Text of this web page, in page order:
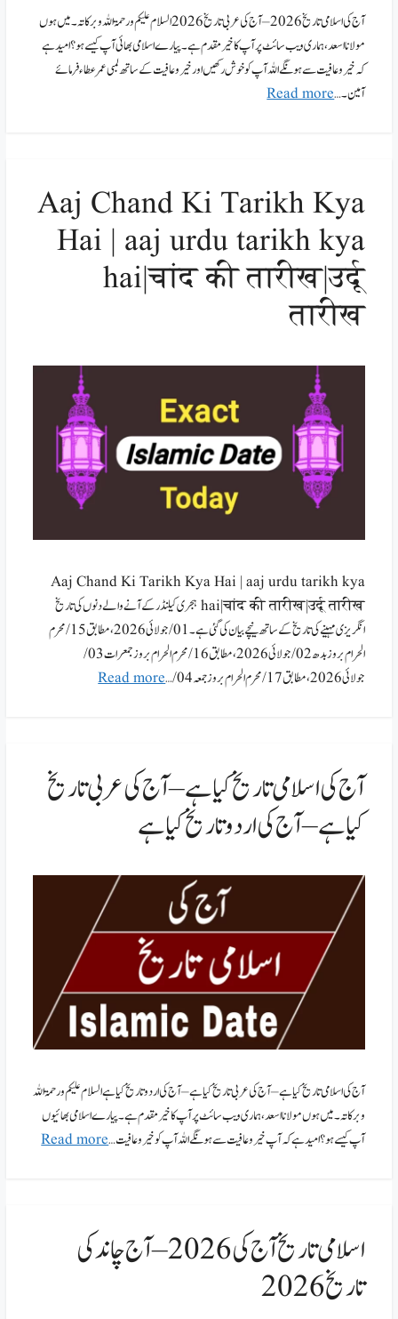
آج کی اسلامی تاریخ 2026 – آج کی عربی تاریخ 2026 السلام علیکم ورحمۃ اللہ وبرکاتہ۔ میں ہوں
مولانا اسعد،ہماری ویب سائٹ پر آپ کا خیر مقدم ہے۔پیارے اسلامی بھائی آپ کیسے ہو؟ امید ہے
کہ خیر وعافیت سے ہونگے اللہ آپ کو خوش رکھیں اور خیر وعافیت کے ساتھ لمبی عمر عطاء فرمائے
آمین۔ …Read more
Aaj Chand Ki Tarikh Kya
Hai | aaj urdu tarikh kya
hai|चांद की तारीख|उर्दू
तारीख
Aaj Chand Ki Tarikh Kya Hai | aaj urdu tarikh kya
hai|चांद की तारीख|उर्दू तारीख ہجری کیلنڈرکے آنے والے دنوں کی تاریخ
انگریزی مہینے کی تاریخ کے ساتھ نیچے بیان کی گئی ہے۔ 01/ جولائی 2026،مطابق 15/محرم
الحرام بروز بدھ 02/ جولائی 2026،مطابق 16/محرم الحرام بروز جمعرات 03/
جولائی 2026،مطابق 17/محرم الحرام بروز جمعہ 04/ …
Read more
آج کی اسلامی تاریخ کیا ہے – آج کی عربی تاریخ
کیا ہے – آج کی اردو تاریخ کیا ہے
آج کی اسلامی تاریخ کیا ہے – آج کی عربی تاریخ کیا ہے – آج کی اردو تاریخ کیا ہے السلام علیکم ورحمۃ اللہ
وبرکاتہ۔ میں ہوں مولانا اسعد،ہماری ویب سائٹ پر آپ کا خیر مقدم ہے۔پیارے اسلامی بھائیوں
آپ کیسے ہو؟ امید ہے کہ آپ خیر وعافیت سے ہونگے اللہ آپ کو خیر وعافیت …Read more
اسلامی تاریخ آج کی 2026 – آج چاند کی
تاریخ 2026